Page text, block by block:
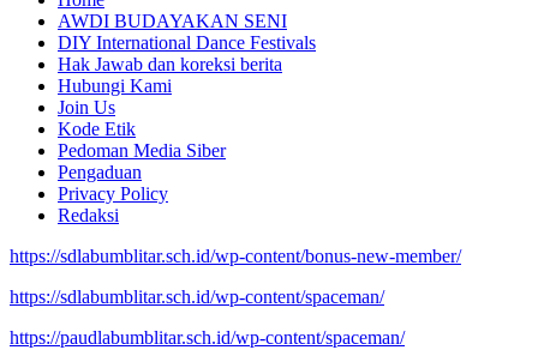
AWDI BUDAYAKAN SENI
DIY International Dance Festivals
Hak Jawab dan koreksi berita
Hubungi Kami
Join Us
Kode Etik
Pedoman Media Siber
Pengaduan
Privacy Policy
Redaksi
https://sdlabumblitar.sch.id/wp-content/bonus-new-member/
https://sdlabumblitar.sch.id/wp-content/spaceman/
https://paudlabumblitar.sch.id/wp-content/spaceman/